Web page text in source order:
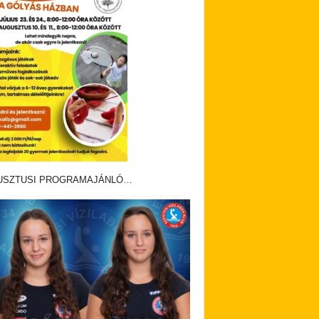
PROGRAMAJÁNLÓ…